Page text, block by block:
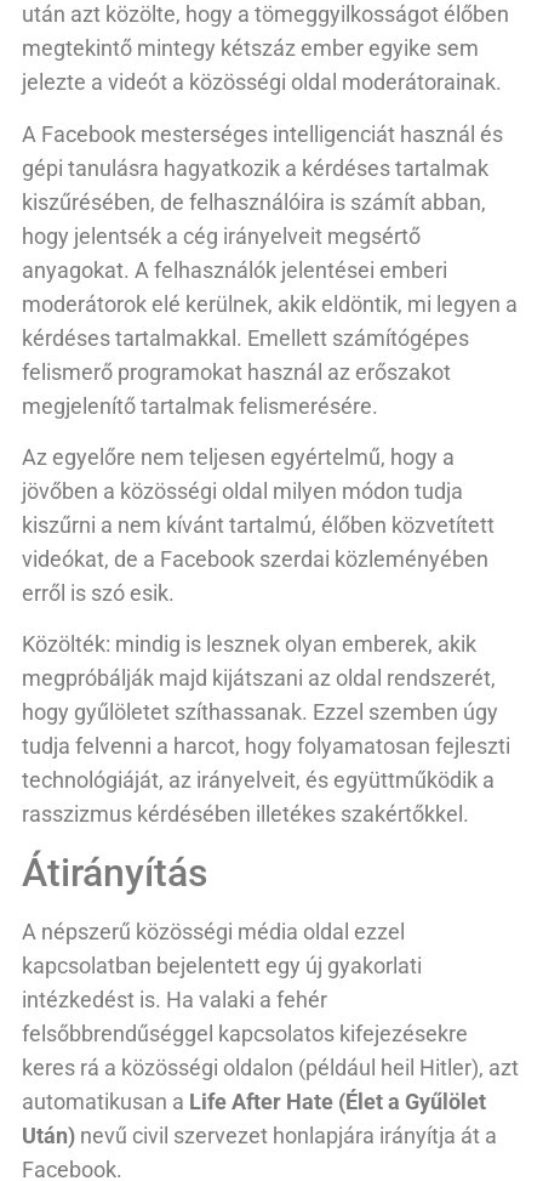
után azt közölte, hogy a tömeggyilkosságot élőben
megtekintő mintegy kétszáz ember egyike sem
jelezte a videót a közösségi oldal moderátorainak.
A Facebook mesterséges intelligenciát használ és
gépi tanulásra hagyatkozik a kérdéses tartalmak
kiszűrésében, de felhasználóira is számít abban,
hogy jelentsék a cég irányelveit megsértő
anyagokat. A felhasználók jelentései emberi
moderátorok elé kerülnek, akik eldöntik, mi legyen a
kérdéses tartalmakkal. Emellett számítógépes
felismerő programokat használ az erőszakot
megjelenítő tartalmak felismerésére.
Az egyelőre nem teljesen egyértelmű, hogy a
jövőben a közösségi oldal milyen módon tudja
kiszűrni a nem kívánt tartalmú, élőben közvetített
videókat, de a Facebook szerdai közleményében
erről is szó esik.
Közölték: mindig is lesznek olyan emberek, akik
megpróbálják majd kijátszani az oldal rendszerét,
hogy gyűlöletet szíthassanak. Ezzel szemben úgy
tudja felvenni a harcot, hogy folyamatosan fejleszti
technológiáját, az irányelveit, és együttműködik a
rasszizmus kérdésében illetékes szakértőkkel.
Átirányítás
A népszerű közösségi média oldal ezzel
kapcsolatban bejelentett egy új gyakorlati
intézkedést is. Ha valaki a fehér
felsőbbrendűséggel kapcsolatos kifejezésekre
keres rá a közösségi oldalon (például heil Hitler), azt
automatikusan a Life After Hate (Élet a Gyűlölet
Után) nevű civil szervezet honlapjára irányítja át a
Facebook.